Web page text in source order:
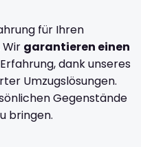
für Ihren
Wir garantieren einen
dank unseres
Umzugslösungen.
Gegenstände
bringen.